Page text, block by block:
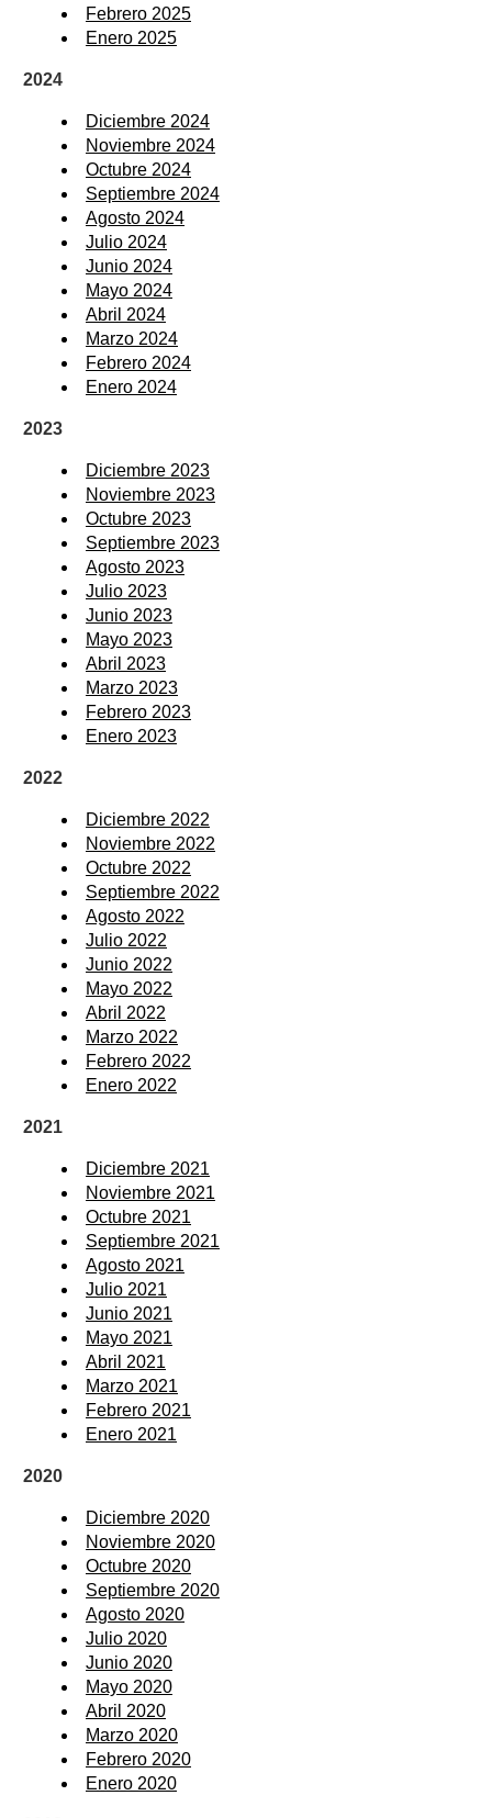
Febrero 2025
Enero 2025
2024
Diciembre 2024
Noviembre 2024
Octubre 2024
Septiembre 2024
Agosto 2024
Julio 2024
Junio 2024
Mayo 2024
Abril 2024
Marzo 2024
Febrero 2024
Enero 2024
2023
Diciembre 2023
Noviembre 2023
Octubre 2023
Septiembre 2023
Agosto 2023
Julio 2023
Junio 2023
Mayo 2023
Abril 2023
Marzo 2023
Febrero 2023
Enero 2023
2022
Diciembre 2022
Noviembre 2022
Octubre 2022
Septiembre 2022
Agosto 2022
Julio 2022
Junio 2022
Mayo 2022
Abril 2022
Marzo 2022
Febrero 2022
Enero 2022
2021
Diciembre 2021
Noviembre 2021
Octubre 2021
Septiembre 2021
Agosto 2021
Julio 2021
Junio 2021
Mayo 2021
Abril 2021
Marzo 2021
Febrero 2021
Enero 2021
2020
Diciembre 2020
Noviembre 2020
Octubre 2020
Septiembre 2020
Agosto 2020
Julio 2020
Junio 2020
Mayo 2020
Abril 2020
Marzo 2020
Febrero 2020
Enero 2020